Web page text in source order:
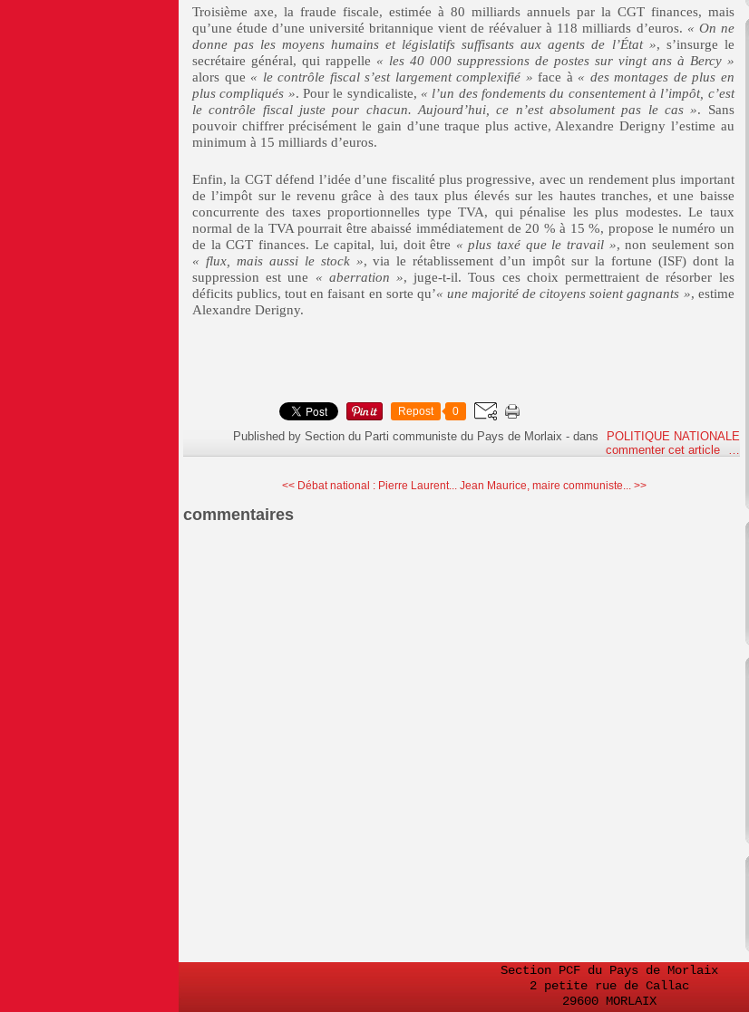
Troisième axe, la fraude fiscale, estimée à 80 milliards annuels par la CGT finances, mais
qu’une étude d’une université britannique vient de réévaluer à 118 milliards d’euros. « On ne
donne pas les moyens humains et législatifs suffisants aux agents de l’État », s’insurge le
secrétaire général, qui rappelle « les 40 000 suppressions de postes sur vingt ans à Bercy »
alors que « le contrôle fiscal s’est largement complexifié » face à « des montages de plus en
plus compliqués ». Pour le syndicaliste, « l’un des fondements du consentement à l’impôt, c’est
le contrôle fiscal juste pour chacun. Aujourd’hui, ce n’est absolument pas le cas ». Sans
pouvoir chiffrer précisément le gain d’une traque plus active, Alexandre Derigny l’estime au
minimum à 15 milliards d’euros.
Enfin, la CGT défend l’idée d’une fiscalité plus progressive, avec un rendement plus important
de l’impôt sur le revenu grâce à des taux plus élevés sur les hautes tranches, et une baisse
concurrente des taxes proportionnelles type TVA, qui pénalise les plus modestes. Le taux
normal de la TVA pourrait être abaissé immédiatement de 20 % à 15 %, propose le numéro un
de la CGT finances. Le capital, lui, doit être « plus taxé que le travail », non seulement son
« flux, mais aussi le stock », via le rétablissement d’un impôt sur la fortune (ISF) dont la
suppression est une « aberration », juge-t-il. Tous ces choix permettraient de résorber les
déficits publics, tout en faisant en sorte qu’« une majorité de citoyens soient gagnants », estime
Alexandre Derigny.
Repost 0
Published by Section du Parti communiste du Pays de Morlaix -dans
POLITIQUE NATIONALE
commenter cet article
<< Débat national : Pierre Laurent... Jean Maurice, maire communiste... >>
commentaires
Section PCF du Pays de Morlaix
2 petite rue de Callac
29600 MORLAIX